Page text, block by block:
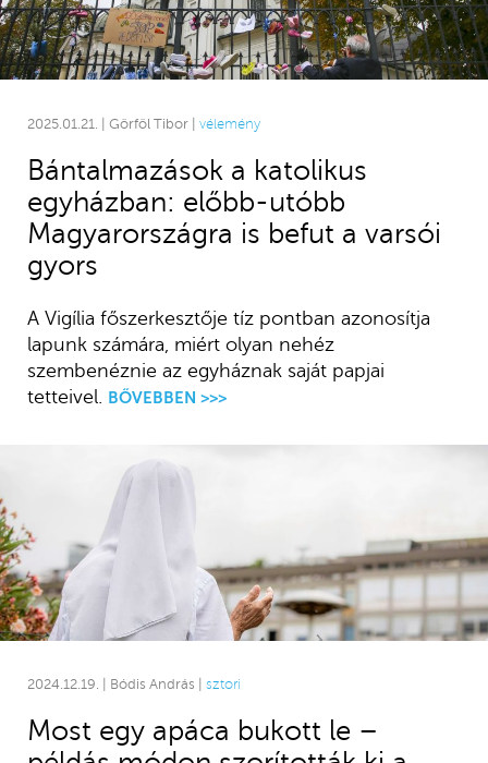
2025.01.21. | Görföl Tibor | vélemény
Bántalmazások a katolikus
egyházban: előbb-utóbb
Magyarországra is befut a varsói
gyors
A Vigília főszerkesztője tíz pontban azonosítja
lapunk számára, miért olyan nehéz
szembenéznie az egyháznak saját papjai
tetteivel.
BŐVEBBEN >>>
2024.12.19. | Bódis András | sztori
Most egy apáca bukott le –